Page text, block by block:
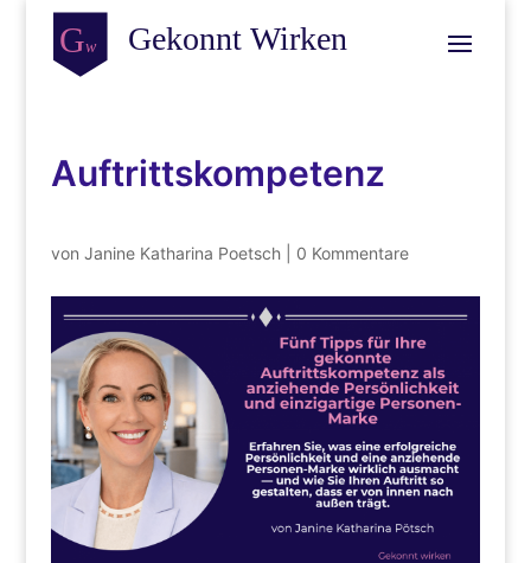
Auftrittskompetenz
von Janine Katharina Poetsch| 0 Kommentare